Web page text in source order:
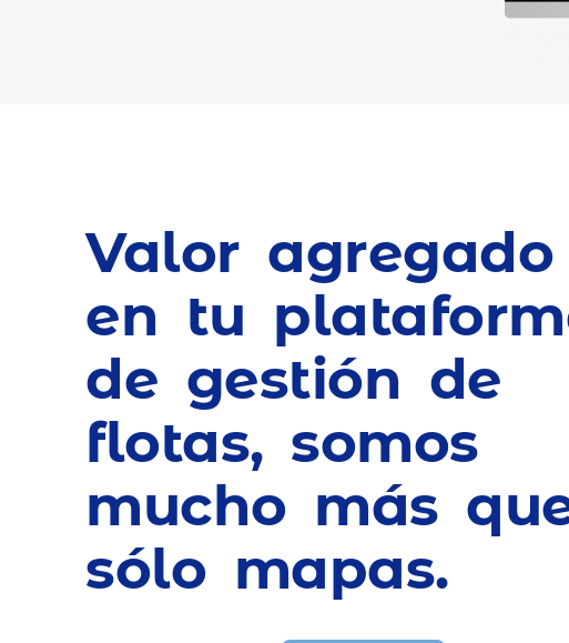
Valor agregado
en tu
de gestión de
flotas, somos
mucho más
sólo mapas.